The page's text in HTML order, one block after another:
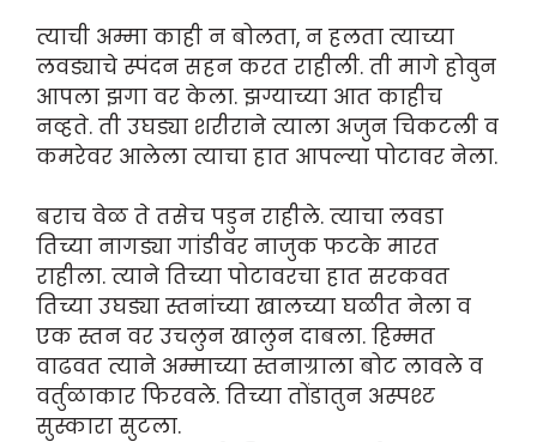
त्याची अम्मा काही न बोलता, न हलता त्याच्या
लवड्याचे स्पंदन सहन करत राहीली. ती मागे होवुन
आपला झगा वर केला. झग्याच्या आत काहीच
नव्हते. ती उघड्या शरीराने त्याला अजुन चिकटली व
कमरेवर आलेला त्याचा हात आपल्या पोटावर नेला.
बराच वेळ ते तसेच पडुन राहीले. त्याचा लवडा
तिच्या नागड्या गांडीवर नाजुक फटके मारत
राहीला. त्याने तिच्या पोटावरचा हात सरकवत
तिच्या उघड्या स्तनांच्या खालच्या घळीत नेला व
एक स्तन वर उचलुन खालुन दाबला. हिम्मत
वाढवत त्याने अम्माच्या स्तनाग्राला बोट लावले व
वर्तुळाकार फिरवले. तिच्या तोंडातुन अस्पश्ट
सुस्कारा सुटला.